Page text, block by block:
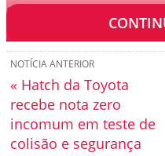
80, além da U.S. Route
NOTÍCIA ANTERIOR
« Hatch da Toyota
recebe nota zero
incomum em teste de
colisão e segurança